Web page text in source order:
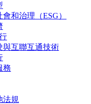
和治理（ESG）
與互聯互通技術
務
法規